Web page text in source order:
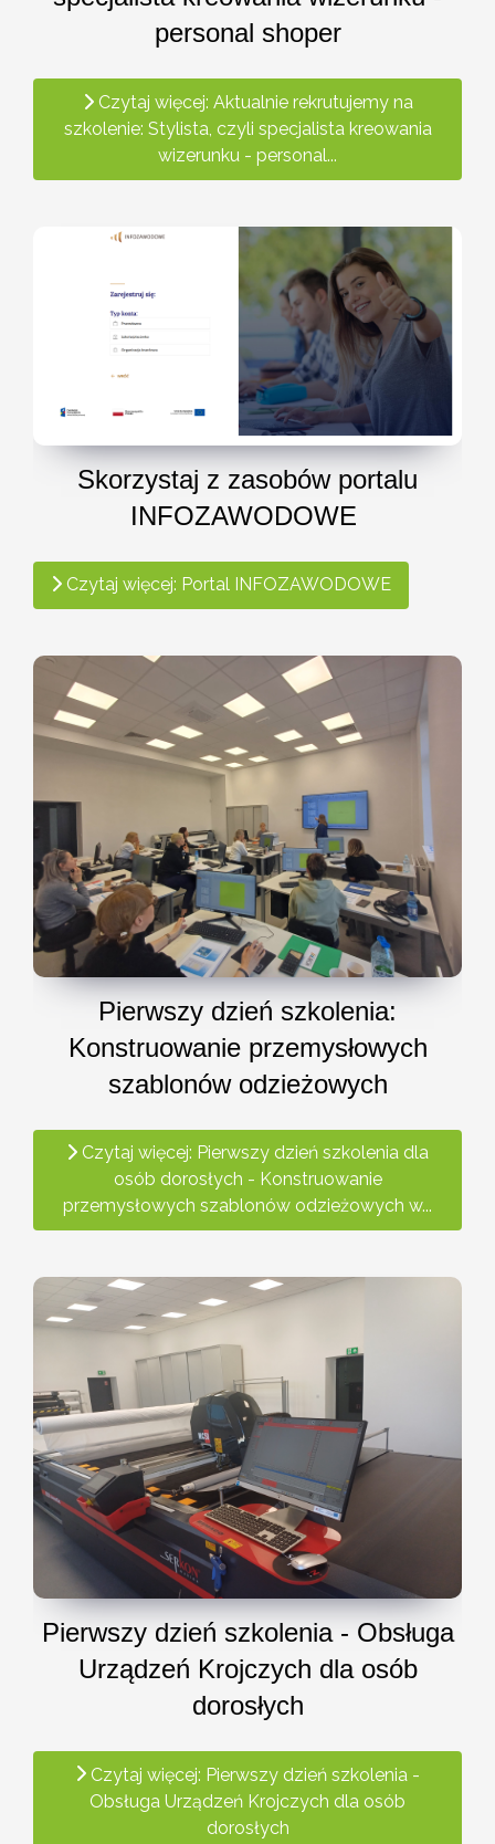
personal shoper
Czytaj więcej: Aktualnie rekrutujemy na
szkolenie: Stylista, czyli specjalista kreowania
wizerunku - personal...
Skorzystaj z zasobów portalu
INFOZAWODOWE
Czytaj więcej: Portal INFOZAWODOWE
Pierwszy dzień szkolenia:
Konstruowanie przemysłowych
szablonów odzieżowych
Czytaj więcej: Pierwszy dzień szkolenia dla
osób dorosłych - Konstruowanie
przemysłowych szablonów odzieżowych w...
Pierwszy dzień szkolenia - Obsługa
Urządzeń Krojczych dla osób
dorosłych
Czytaj więcej: Pierwszy dzień szkolenia -
Obsługa Urządzeń Krojczych dla osób
dorosłych